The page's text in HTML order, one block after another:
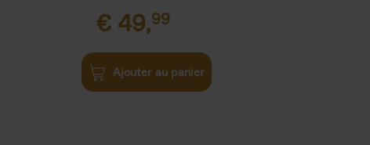
€ 49,99
Ajouter au panier